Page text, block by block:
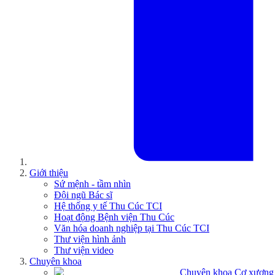
Giới thiệu
Sứ mệnh - tầm nhìn
Đội ngũ Bác sĩ
Hệ thống y tế Thu Cúc TCI
Hoạt động Bệnh viện Thu Cúc
Văn hóa doanh nghiệp tại Thu Cúc TCI
Thư viện hình ảnh
Thư viện video
Chuyên khoa
Chuyên khoa Cơ